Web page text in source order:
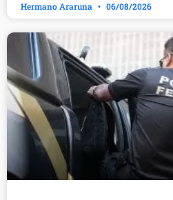
Hermano Araruna 06/08/2026